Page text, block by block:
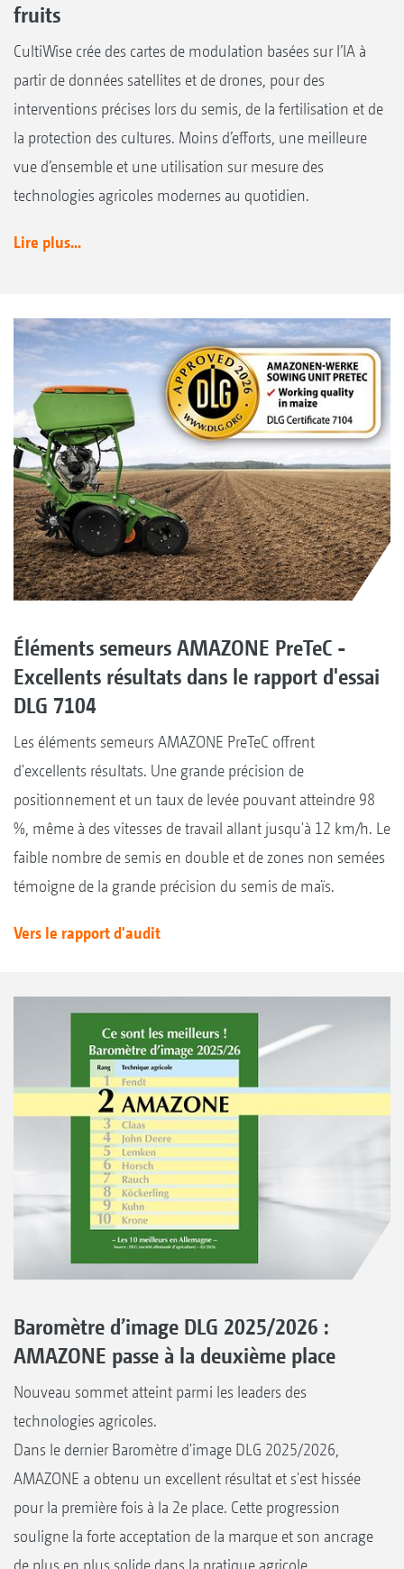
fruits
CultiWise crée des cartes de modulation basées sur l’IA à
partir de données satellites et de drones, pour des
interventions précises lors du semis, de la fertilisation et de
la protection des cultures. Moins d’efforts, une meilleure
vue d’ensemble et une utilisation sur mesure des
technologies agricoles modernes au quotidien.
Lire plus...
Éléments semeurs AMAZONE PreTeC -
Excellents résultats dans le rapport d'essai
DLG 7104
Les éléments semeurs AMAZONE PreTeC offrent
d'excellents résultats. Une grande précision de
positionnement et un taux de levée pouvant atteindre 98
%, même à des vitesses de travail allant jusqu'à 12 km/h. Le
faible nombre de semis en double et de zones non semées
témoigne de la grande précision du semis de maïs.
Vers le rapport d'audit
Baromètre d’image DLG 2025/2026 :
AMAZONE passe à la deuxième place
Nouveau sommet atteint parmi les leaders des
technologies agricoles.
Dans le dernier Baromètre d'image DLG 2025/2026,
AMAZONE a obtenu un excellent résultat et s'est hissée
pour la première fois à la 2e place. Cette progression
souligne la forte acceptation de la marque et son ancrage
de plus en plus solide dans la pratique agricole.